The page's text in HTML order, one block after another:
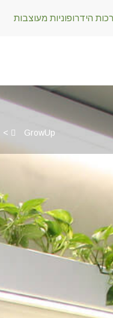
הידרופוניות מעוצבות
GrowUp
>